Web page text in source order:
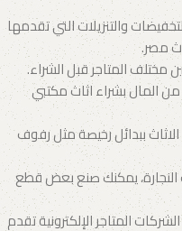
والتنزيلات التي تقدمها
مصر.
المتاجر قبل الشراء.
من المال بشراء اثاث مكتبي
ببدائل رخيصة مثل رفوف
النجارة، يمكنك صنع بعض قطع
المتاجر الإلكترونية تقدم